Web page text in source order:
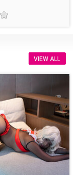
VIEW ALL